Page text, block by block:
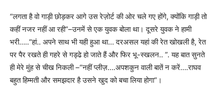
“लगता है वो गाड़ी छोड़कर आगे उस रेज़ोर्ट की ओर चले गए होंगे,क्योंकि गाड़ी तो
कहीं नजर नहीं आ रही”–उनमें से एक युवक बोला था। दूसरे युवक ने हामी
भरी…..“हां.. अपने साथ भी यही हुआ था… दरअसल यहां की रेत खोखली है,रेत
पर पैर रखते ही गहरे से गड्ढे हो जाते हैं और फिर भू-स्खलन.. ”.यह बात सुनते
ही मेरे मुंह से चीख निकली –“नहीं प्‍लीज़….अपशकुन वाली बातें न करें….राघव
बहुत हिम्मती और समझदार है उसने खुद को बचा लिया होगा” ।